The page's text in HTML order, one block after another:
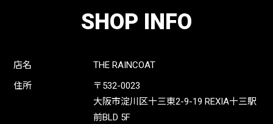
SHOP INFO
店名
THE RAINCOAT
住所
〒532-0023
大阪市淀川区十三東2-9-19 REXIA十三駅
前BLD 5F